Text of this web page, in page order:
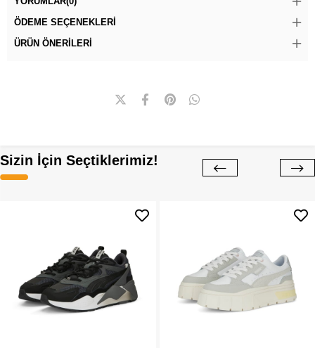
ÖDEME SEÇENEKLERI
ÜRÜN ÖNERILERI
Sizin İçin Seçtiklerimiz!